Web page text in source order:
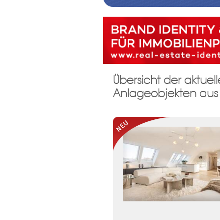
Registrieren
Damit wir ihre Anfrage
Übersicht der
Anlageobjekten